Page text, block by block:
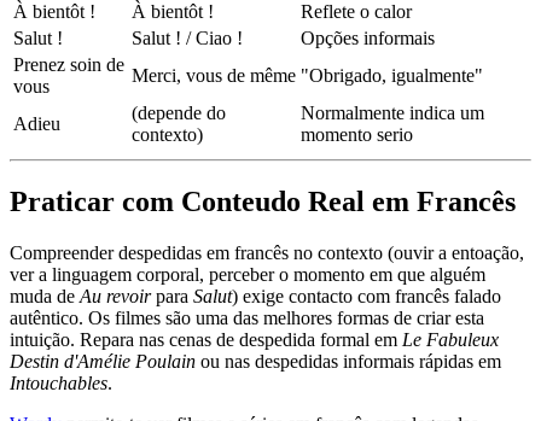
À bientôt !
À bientôt !
Reflete o calor
Salut !
Salut ! / Ciao !
Opções informais
Prenez soin de
vous
Merci, vous de même "Obrigado, igualmente"
Adieu
(depende do
contexto)
Normalmente indica um
momento serio
Praticar com Conteudo Real em Francês
Compreender despedidas em francês no contexto (ouvir a entoação,
ver a linguagem corporal, perceber o momento em que alguém
muda de Au revoirpara Salut) exige contacto com francês falado
autêntico. Os filmes são uma das melhores formas de criar esta
intuição. Repara nas cenas de despedida formal em Le Fabuleux
Destin d'Amélie Poulain ou nas despedidas informais rápidas em
Intouchables.